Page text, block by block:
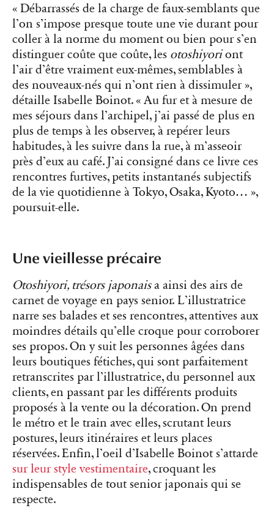
« Débarrassés de la charge de faux-semblants que
l’on s’impose presque toute une vie durant pour
coller à la norme du moment ou bien pour s’en
distinguer coûte que coûte, les otoshiyoriont
l’air d’être vraiment eux-mêmes, semblables à
des nouveaux-nés qui n’ont rien à dissimuler »,
détaille Isabelle Boinot. « Au fur et à mesure de
mes séjours dans l’archipel, j’ai passé de plus en
plus de temps à les observer, à repérer leurs
habitudes, à les suivre dans la rue, à m’asseoir
près d’eux au café. J’ai consigné dans ce livre ces
rencontres furtives, petits instantanés subjectifs
de la vie quotidienne à Tokyo, Osaka, Kyoto… »,
poursuit-elle.
Une vieillesse précaire
Otoshiyori, trésors japonaisa ainsi des airs de
carnet de voyage en pays senior. L’illustratrice
narre ses balades et ses rencontres, attentives aux
moindres détails qu’elle croque pour corroborer
ses propos. On y suit les personnes âgées dans
leurs boutiques fétiches, qui sont parfaitement
retranscrites par l’illustratrice, du personnel aux
clients, en passant par les différents produits
proposés à la vente ou la décoration. On prend
le métro et le train avec elles, scrutant leurs
postures, leurs itinéraires et leurs places
réservées. Enfin, l’oeil d’Isabelle Boinot s’attarde
sur leur style vestimentaire, croquant les
indispensables de tout senior japonais qui se
respecte.